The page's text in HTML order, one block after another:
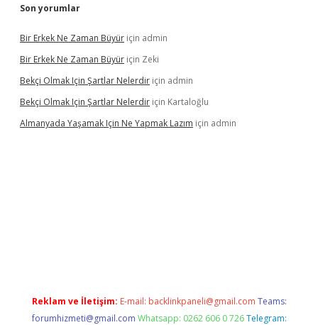
Son yorumlar
Bir Erkek Ne Zaman Büyür için admin
Bir Erkek Ne Zaman Büyür için Zeki
Bekçi Olmak Için Şartlar Nelerdir için admin
Bekçi Olmak Için Şartlar Nelerdir için Kartaloğlu
Almanyada Yaşamak Için Ne Yapmak Lazım için admin
Reklam ve İletişim: E-mail: backlinkpaneli@gmail.com Teams:
forumhizmeti@gmail.com Whatsapp: 0262 606 0 726 Telegram: